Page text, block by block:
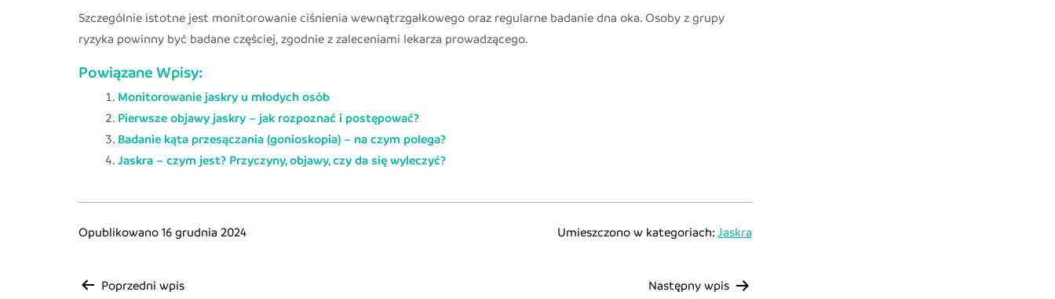
Szczególnie istotne jest monitorowanie ciśnienia wewnątrzgałkowego oraz regularne badanie dna oka. Osoby z grupy
ryzyka powinny być badane częściej, zgodnie z zaleceniami lekarza prowadzącego.
Powiązane Wpisy:
Monitorowanie jaskry u młodych osób
Pierwsze objawy jaskry – jak rozpoznać i postępować?
Badanie kąta przesączania (gonioskopia) – na czym polega?
Jaskra – czym jest? Przyczyny, objawy, czy da się wyleczyć?
Opublikowano 16 grudnia 2024 Umieszczono w kategoriach: Jaskra
Poprzedni wpis Następny wpis